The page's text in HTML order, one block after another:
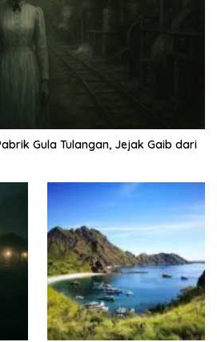
Gula Tulangan, Jejak Gaib dari